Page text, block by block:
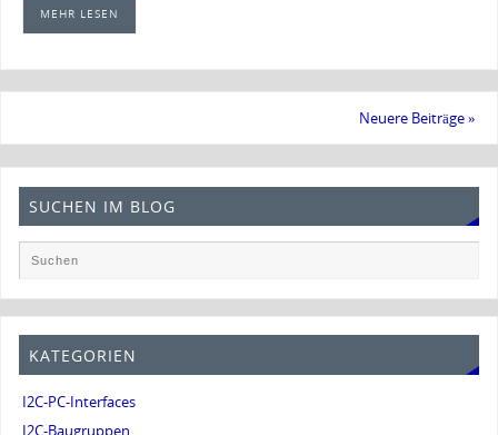
MEHR LESEN
Neuere Beiträge»
SUCHEN IM BLOG
KATEGORIEN
I2C-PC-Interfaces